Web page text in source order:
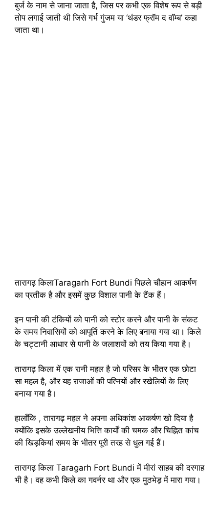
बुर्ज के नाम से जाना जाता है, जिस पर कभी एक विशेष रूप से बड़ी
तोप लगाई जाती थी जिसे गर्भ गुंजम या ‘थंडर फ्रॉम द वॉम्ब’ कहा
जाता था।
तारागढ़ किलाTaragarh Fort Bundi पिछले चौहान आकर्षण
का प्रतीक है और इसमें कुछ विशाल पानी के टैंक हैं।
इन पानी की टंकियों को पानी को स्टोर करने और पानी के संकट
के समय निवासियों को आपूर्ति करने के लिए बनाया गया था। किले
के चट्टानी आधार से पानी के जलाशयों को तय किया गया है।
तारागढ़ किला में एक रानी महल है जो परिसर के भीतर एक छोटा
सा महल है, और यह राजाओं की पत्नियों और रखेलियों के लिए
बनाया गया है।
हालाँकि , तारागढ़ महल ने अपना अधिकांश आकर्षण खो दिया है
क्योंकि इसके उल्लेखनीय भित्ति कार्यों की चमक और चिह्नित कांच
की खिड़कियां समय के भीतर पूरी तरह से धुल गई हैं।
तारागढ़ किला Taragarh Fort Bundi में मीरां साहब की दरगाह
भी है। वह कभी किले का गवर्नर था और एक मुठभेड़ में मारा गया।